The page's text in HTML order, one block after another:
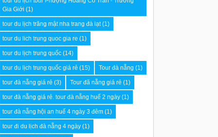
chợ, việc đánh
gian hàng là rất
cải thiện cho lần
[...]
Gia Giới (1)
tour du lịch trăng mật nha trang đà lạt (1)
tour du lich trung quoc gia re (1)
tour du lịch trung quốc (14)
tour du lịch trung quốc giá rẻ (15) Tour đà nẵng (1)
tour đà nẵng giá rẻ (3) Tour đã nẵng giá rẻ (1)
tour đà nẵng giá rẻ. tour đà nẵng huế 2 ngày (1)
tour đà nẵng hội an huế 4 ngày 3 đêm (1)
tour đi du lịch đà nẵng 4 ngày (1)